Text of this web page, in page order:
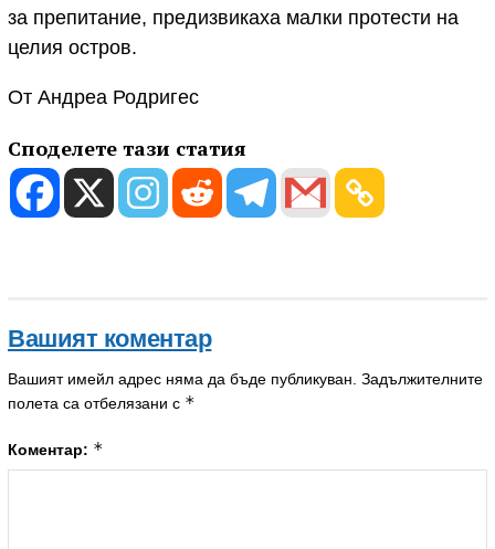
за препитание, предизвикаха малки протести на
целия остров.
От Андреа Родригес
Споделете тази статия
Вашият коментар
Вашият имейл адрес няма да бъде публикуван. Задължителните
полета са отбелязани с *
Коментар: *